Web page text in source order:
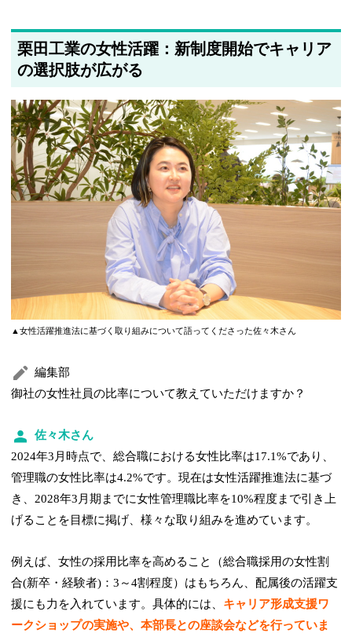
2025年5月21日
筆者情報を更新しました
栗田工業の女性活躍：新制度開始でキャリア
の選択肢が広がる
▲女性活躍推進法に基づく取り組みについて語ってくださった佐々木さん
編集部
御社の女性社員の比率について教えていただけますか？
佐々木さん
2024年3月時点で、総合職における女性比率は17.1%であり、
管理職の女性比率は4.2%です。現在は女性活躍推進法に基づ
き、2028年3月期までに女性管理職比率を10%程度まで引き上
げることを目標に掲げ、様々な取り組みを進めています。
例えば、女性の採用比率を高めること（総合職採用の女性割
合(新卒・経験者)：3～4割程度）はもちろん、配属後の活躍支
援にも力を入れています。具体的には、 キャリア形成支援ワ
ークショップの実施や、本部長との座談会などを行っていま